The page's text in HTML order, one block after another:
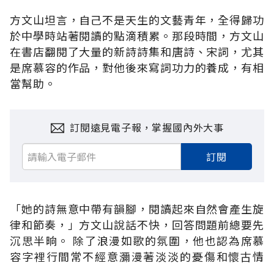
方文山坦言，自己不是天生的文藝青年，全得歸功
於中學時站著閱讀的點滴積累。那段時間，方文山
在書店翻閱了大量的新詩詩集和唐詩、宋詞，尤其
是席慕容的作品，對他後來寫詞功力的養成，有相
當幫助。
訂閱遠見電子報，掌握國內外大事
訂閱
「她的詩無意中帶有韻腳，閱讀起來自然會產生旋
律和節奏，」方文山說話不快，回答問題前總要先
沉思半晌。 除了浪漫如歌的氛圍，他也認為席慕
容字裡行間常不經意瀰漫著淡淡的憂傷和懷古情